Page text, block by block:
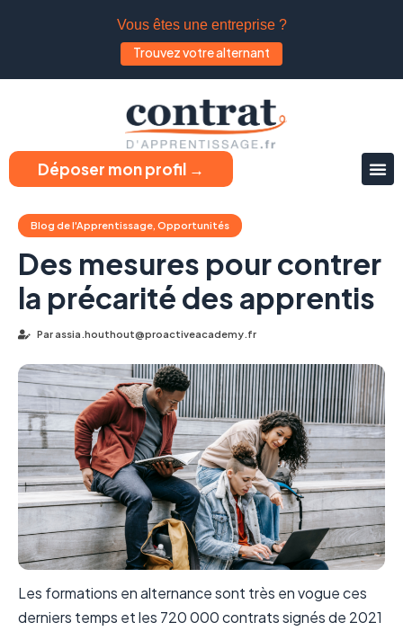
Vous êtes une entreprise ?
Trouvez votre alternant
Déposer mon profil →
Blog de l'Apprentissage, Opportunités
Des mesures pour contrer
la précarité des apprentis
Parassia.houthout@proactiveacademy.fr
Les formations en alternance sont très en vogue ces
derniers temps et les 720 000 contrats signés de 2021